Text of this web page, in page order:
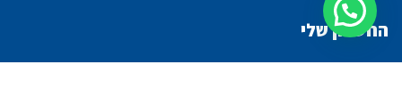
החשבון שלי